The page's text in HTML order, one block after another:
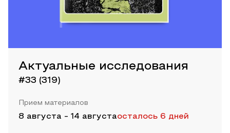
Актуальные исследования
#33 (319)
Прием материалов
8 августа - 14 августаосталось 6 дней